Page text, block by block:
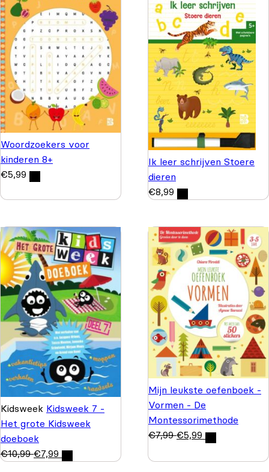
Woordzoekers voor
kinderen 8+
€5,99
Ik leer schrijven Stoere
dieren
€8,99
Kidsweek Kidsweek 7 -
Het grote Kidsweek
doeboek
€10,99 €7,99
Mijn leukste oefenboek -
Vormen - De
Montessorimethode
€7,99 €5,99